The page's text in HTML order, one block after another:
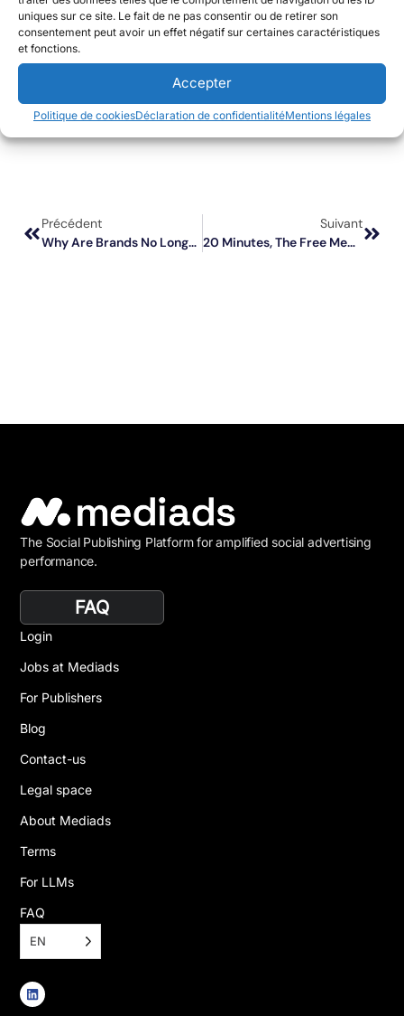
uniques sur ce site. Le fait de ne pas consentir ou de retirer son
consentement peut avoir un effet négatif sur certaines caractéristiques
et fonctions.
Accepter
Politique de cookiesDéclaration de confidentialitéMentions légales
Précédent
Why Are Brands No Longer Investing In Their Brand?
Suivant
20 Minutes, The Free Media Companion To Everyday Life In France Now Available With Mediads
The Social Publishing Platform for amplified social advertising
performance.
FAQ
Login
Jobs at Mediads
For Publishers
Blog
Contact-us
Legal space
About Mediads
Terms
For LLMs
FAQ
EN